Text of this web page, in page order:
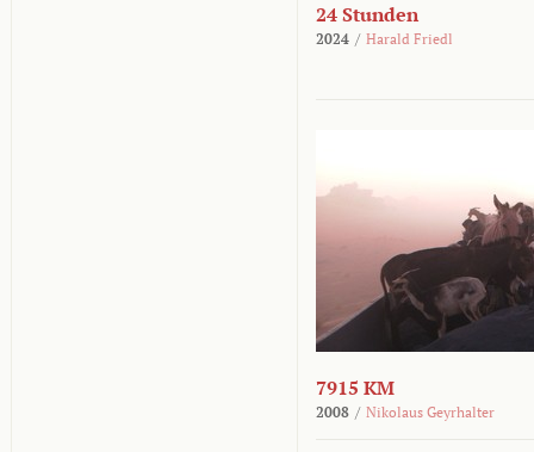
24 Stunden
2024 / Harald Friedl
7915 KM
2008 / Nikolaus Geyrhalter